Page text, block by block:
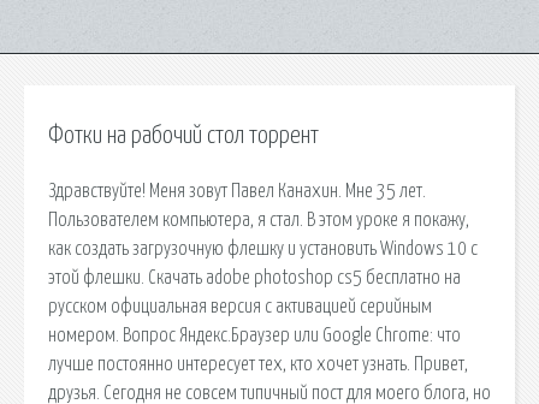
Фотки на рабочий стол торрент
Здравствуйте! Меня зовут Павел Канахин. Мне 35 лет.
Пользователем компьютера, я стал. В этом уроке я покажу,
как создать загрузочную флешку и установить Windows 10 с
этой флешки. Скачать adobe photoshop cs5 бесплатно на
русском официальная версия с активацией серийным
номером. Вопрос Яндекс.Браузер или Google Chrome: что
лучше постоянно интересует тех, кто хочет узнать. Привет,
друзья. Сегодня не совсем типичный пост для моего блога, но